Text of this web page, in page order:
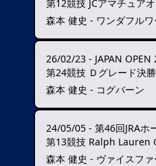
第12競技 JCアマチュア
森本 健史 - ワンダフルワ
26/02/23 - JAPAN
第24競技 Ｄグレード決勝
森本 健史 - コグバーン
24/05/05 - 第46回JRAホ
第13競技 Ralph Lauren
森本 健史 - ヴァイスファ